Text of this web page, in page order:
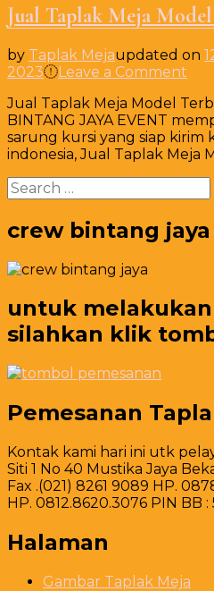
Jual Taplak Meja
by Taplak Mejaupdated on
2023
Leave a Comment
Jual Taplak Meja Model
BINTANG JAYA EVENT
sarung kursi yang siap kirim
indonesia, Jual Taplak Meja
Search
for:
crew bintang jaya
untuk
silahkan klik
Pemesanan
Kontak kami hari ini utk
Siti 1 No 40 Mustika Jaya
Fax .(021) 8261 9089 HP.
HP. 0812.8620.3076 PIN BB :
Halaman
Gambar Taplak Meja